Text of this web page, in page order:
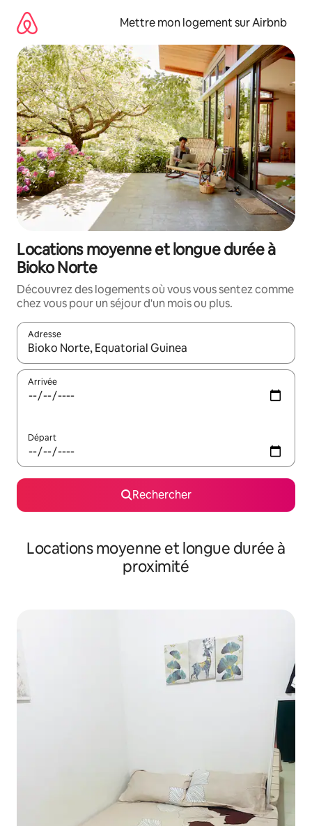
directement
contenu
Mettre mon logement sur Airbnb
Locations moyenne et longue durée à
Bioko Norte
Découvrez des logements où vous vous sentez comme
chez vous pour un séjour d'un mois ou plus.
Adresse
Lorsque les résultats s'affichent, utilisez les flèches vers le
Arrivée
Départ
Rechercher
Locations moyenne et longue durée à
proximité